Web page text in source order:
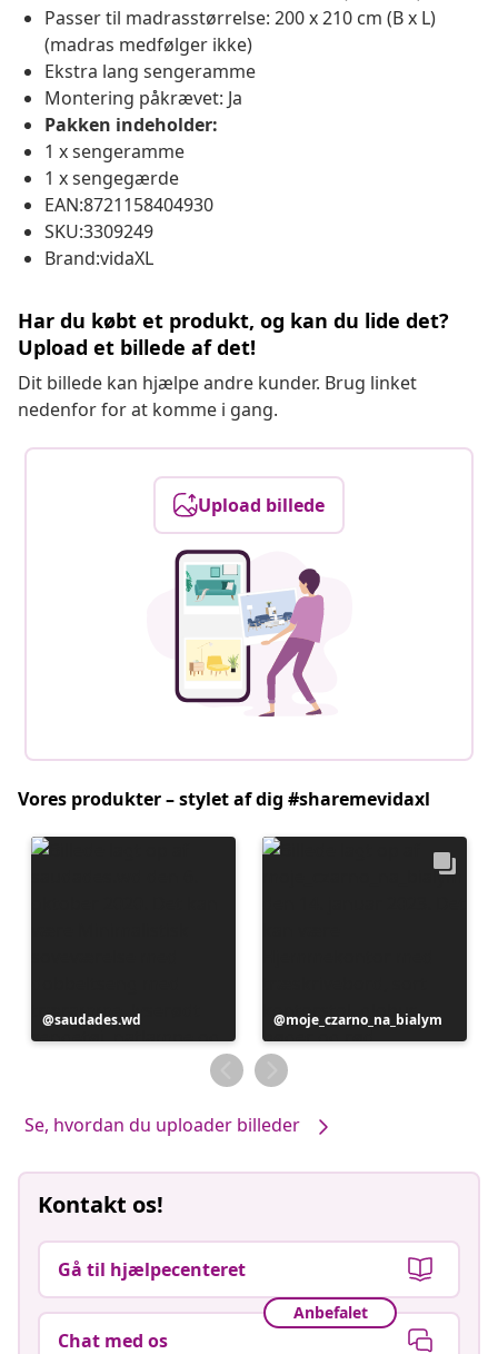
Passer til madrasstørrelse: 200 x 210 cm (B x L)
(madras medfølger ikke)
Ekstra lang sengeramme
Montering påkrævet: Ja
Pakken indeholder:
1 x sengeramme
1 x sengegærde
EAN:8721158404930
SKU:3309249
Brand:vidaXL
Har du købt et produkt, og kan du lide det?
Upload et billede af det!
Dit billede kan hjælpe andre kunder. Brug linket
nedenfor for at komme i gang.
Upload billede
Vores produkter – stylet af dig #sharemevidaxl
Opslag
offentliggjort
saudades.wd
Opslag
offentliggjort
af
moje_czarno_na_bialym
Se, hvordan du uploader billeder
Kontakt os!
Gå til hjælpecenteret
Anbefalet
Chat med os